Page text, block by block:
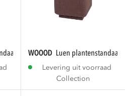
metaal lichtroze...
WOOOD luen plantenstandaard
Levering uit voorraad
Collection